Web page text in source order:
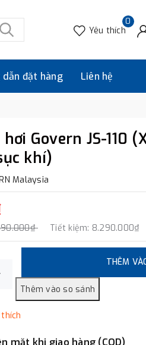
0
Yêu thích
dẫn đặt hàng Liên hệ
Govern JS-110
khí)
Malaysia
Tiết kiệm: 8.290.000₫
THÊM
mặt khi giao hàng (COD)